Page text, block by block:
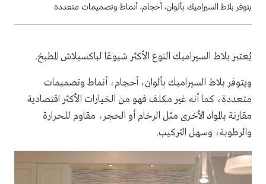
يتوفر بلاط السيراميك بألوان، أحجام، أنماط وتصميمات متعددة
يُعتبر بلاط السيراميك النوع الأكثر شيوعًا لباكسبلاش المطبخ.
ويتوفر بلاط السيراميك بألوان، أحجام، أنماط وتصميمات
متعددة، كما أنه غير مكلف فهو من الخيارات الأكثر اقتصادية
مقارنة بالمواد الأخرى مثل الرخام أو الحجر، مقاوم للحرارة
والرطوبة، وسهل التركيب.